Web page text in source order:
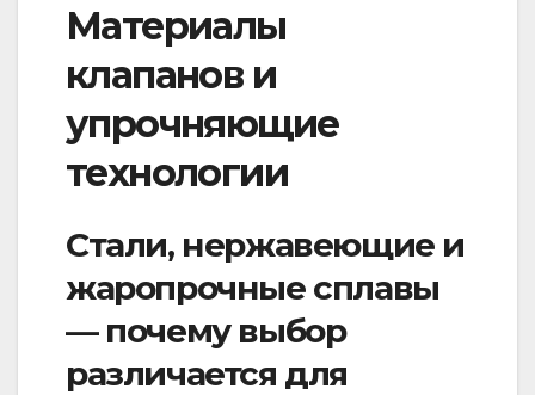
Материалы
клапанов и
упрочняющие
технологии
Стали, нержавеющие и
жаропрочные сплавы
— почему выбор
различается для